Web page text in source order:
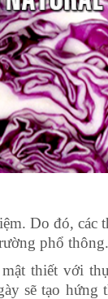
Do đó,
phổ thông.
thiết với
sẽ tạo